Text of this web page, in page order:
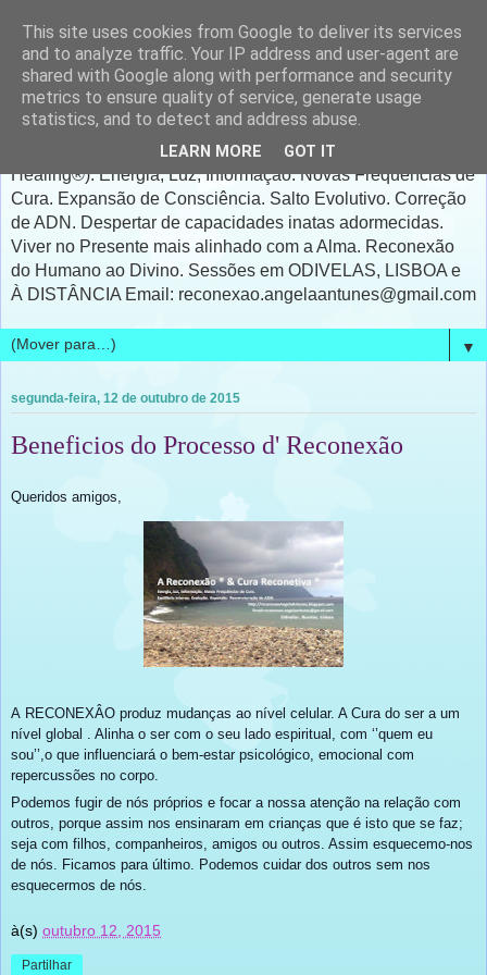
A Reconexão - Ângela
Antunes
A RECONEXÃO® & CURA RECONETIVA®(Reconnective
Healing®). Energia, Luz, Informação. Novas Frequências de
Cura. Expansão de Consciência. Salto Evolutivo. Correção
de ADN. Despertar de capacidades inatas adormecidas.
Viver no Presente mais alinhado com a Alma. Reconexão
do Humano ao Divino. Sessões em ODIVELAS, LISBOA e
À DISTÂNCIA Email: reconexao.angelaantunes@gmail.com
▼
segunda-feira, 12 de outubro de 2015
Beneficios do Processo d' Reconexão
Queridos amigos,
A RECONEXÂO produz mudanças ao nível celular. A Cura do ser a um
nível global . Alinha o ser com o seu lado espiritual, com ‘’quem eu
sou’’,o que influenciará o bem-estar psicológico, emocional com
repercussões no corpo.
Podemos fugir de nós próprios e focar a nossa atenção na relação com
outros, porque assim nos ensinaram em crianças que é isto que se faz;
seja com filhos, companheiros, amigos ou outros. Assim esquecemo-nos
de nós. Ficamos para último. Podemos cuidar dos outros sem nos
esquecermos de nós.
à(s) outubro 12, 2015
Partilhar
This site uses cookies from Google to deliver its services
and to analyze traffic. Your IP address and user-agent are
shared with Google along with performance and security
metrics to ensure quality of service, generate usage
statistics, and to detect and address abuse.
LEARN MORE GOT IT